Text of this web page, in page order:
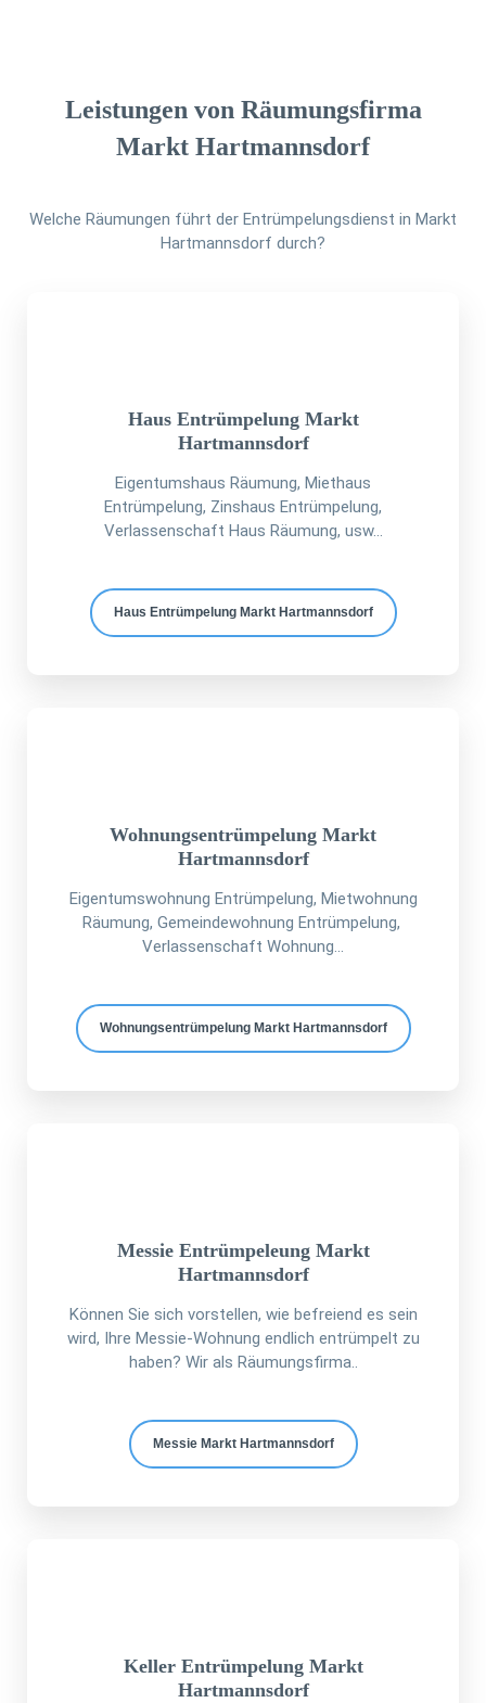
Leistungen von Räumungsfirma
Markt Hartmannsdorf
Welche Räumungen führt der Entrümpelungsdienst in Markt
Hartmannsdorf durch?
Haus Entrümpelung Markt
Hartmannsdorf
Eigentumshaus Räumung, Miethaus
Entrümpelung, Zinshaus Entrümpelung,
Verlassenschaft Haus Räumung, usw...
Haus Entrümpelung Markt Hartmannsdorf
Wohnungsentrümpelung Markt
Hartmannsdorf
Eigentumswohnung Entrümpelung, Mietwohnung
Räumung, Gemeindewohnung Entrümpelung,
Verlassenschaft Wohnung...
Wohnungsentrümpelung Markt Hartmannsdorf
Messie Entrümpeleung Markt
Hartmannsdorf
Können Sie sich vorstellen, wie befreiend es sein
wird, Ihre Messie-Wohnung endlich entrümpelt zu
haben? Wir als Räumungsfirma..
Messie Markt Hartmannsdorf
Keller Entrümpelung Markt
Hartmannsdorf